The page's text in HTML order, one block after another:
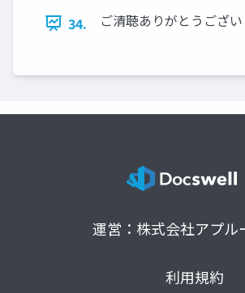
34. ご清聴ありがとうござ
運営：株式会社アプル
利用規約